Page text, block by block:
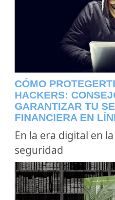
CÓMO
HACKERS:
GARANTIZAR TU
FINANCIERA EN
En la era digital en
seguridad